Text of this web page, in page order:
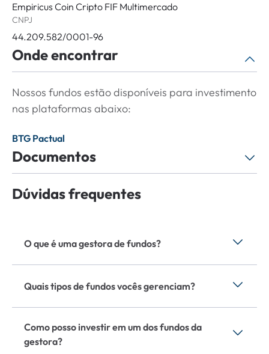
Empiricus Coin Cripto FIF Multimercado
CNPJ
44.209.582/0001-96
Onde encontrar
Nossos fundos estão disponíveis para investimento
nas plataformas abaixo:
BTG Pactual
Documentos
Regulamento de Fundo
Termo de Adesão de Fundo
Carta do Gestor
Dúvidas frequentes
O que é uma gestora de fundos?
administrar e gerenciar ativos financeiros de investidores,
buscando maximizar os retornos sobre os investimentos
enquanto minimiza os riscos.
Quais tipos de fundos vocês gerenciam?
ações, fundos de renda fixa, fundos multimercado, fundos
imobiliários e fundos de criptomoedas.
Como posso investir em um dos fundos da
gestora?